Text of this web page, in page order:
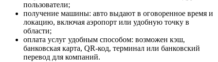
пользователи;
получение машины: авто выдают в оговоренное время и
локацию, включая аэропорт или удобную точку в
области;
оплата услуг удобным способом: возможен кэш,
банковская карта, QR-код, терминал или банковский
перевод для компаний.